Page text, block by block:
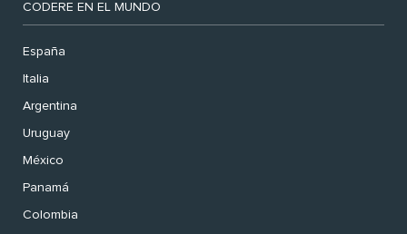
CODERE EN EL MUNDO
España
Italia
Argentina
Uruguay
México
Panamá
Colombia